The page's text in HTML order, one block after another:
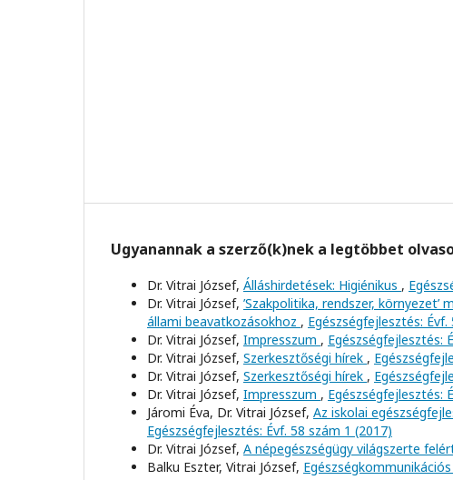
Ugyanannak a szerző(k)nek a legtöbbet
Dr. Vitrai József, Álláshirdetések: Higiénikus ,
Dr. Vitrai József, ’Szakpolitika, rendszer,
állami beavatkozásokhoz , Egészségfejlesztés:
Dr. Vitrai József, Impresszum , Egészségfejlesztés:
Dr. Vitrai József, Szerkesztőségi hírek ,
Dr. Vitrai József, Szerkesztőségi hírek ,
Dr. Vitrai József, Impresszum , Egészségfejlesztés:
Járomi Éva, Dr. Vitrai József, Az iskolai
Egészségfejlesztés: Évf. 58 szám 1 (2017)
Dr. Vitrai József, A népegészségügy világszerte
Balku Eszter, Vitrai József,